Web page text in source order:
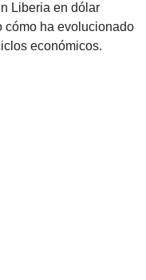
Liberia en dólar
cómo ha evolucionado
económicos.